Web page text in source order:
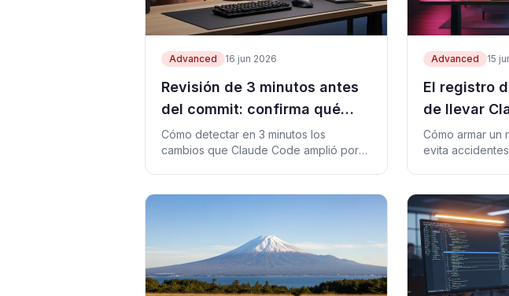
Advanced 16 jun 2026
Revisión de 3 minutos antes
del commit: confirma qué
tocó Claude Code
Cómo detectar en 3 minutos los
cambios que Claude Code amplió por
Advanced 15
El registro
de llevar
equipo
Cómo armar un
evita